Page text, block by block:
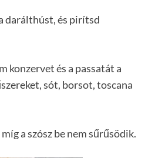
darálthúst, és pirítsd
konzervet és a passatát a
sót, borsot, toscana
a szósz be nem sűrűsödik.